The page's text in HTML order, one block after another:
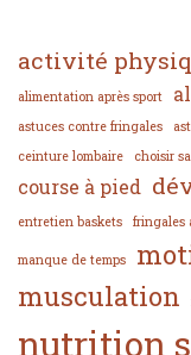
activité
alimentation après sport
astuces contre fringales
ceinture lombaire choisir
course à pied
entretien baskets fringales
manque de temps
musculation
nutrition